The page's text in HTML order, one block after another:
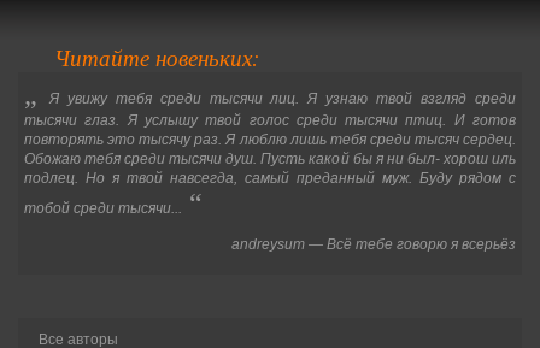
Читайте новеньких:
„
Я увижу тебя среди тысячи лиц. Я узнаю твой взгляд среди
тысячи глаз. Я услышу твой голос среди тысячи птиц. И готов
повторять это тысячу раз. Я люблю лишь тебя среди тысяч сердец.
Обожаю тебя среди тысячи душ. Пусть какой бы я ни был- хорош иль
подлец. Но я твой навсегда, самый преданный муж. Буду рядом с
тобой среди тысячи... “
andreysum — Всё тебе говорю я всерьёз
Все авторы